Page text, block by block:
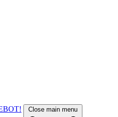
Close main menu